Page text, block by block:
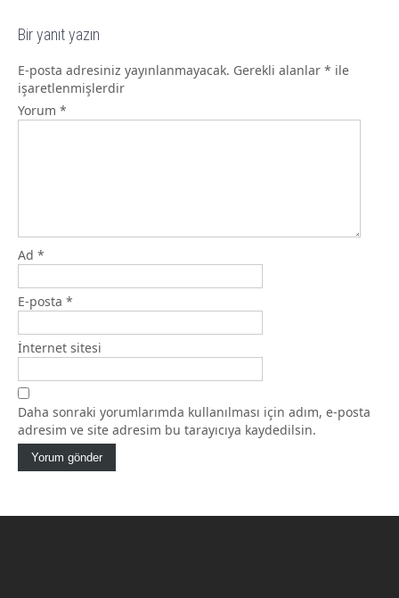
Bir yanıt yazın
E-posta adresiniz yayınlanmayacak. Gerekli alanlar * ile
işaretlenmişlerdir
Yorum *
Ad *
E-posta *
İnternet sitesi
Daha sonraki yorumlarımda kullanılması için adım, e-posta
adresim ve site adresim bu tarayıcıya kaydedilsin.